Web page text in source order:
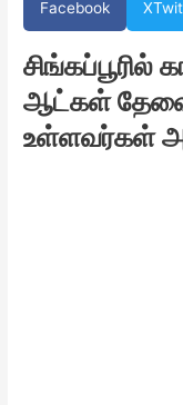
Facebook X
ஆட்கள்
உள்ளவர்கள்